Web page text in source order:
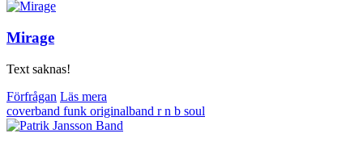
Mirage
Text saknas!
Förfrågan Läs mera
coverband funk originalband r n b soul